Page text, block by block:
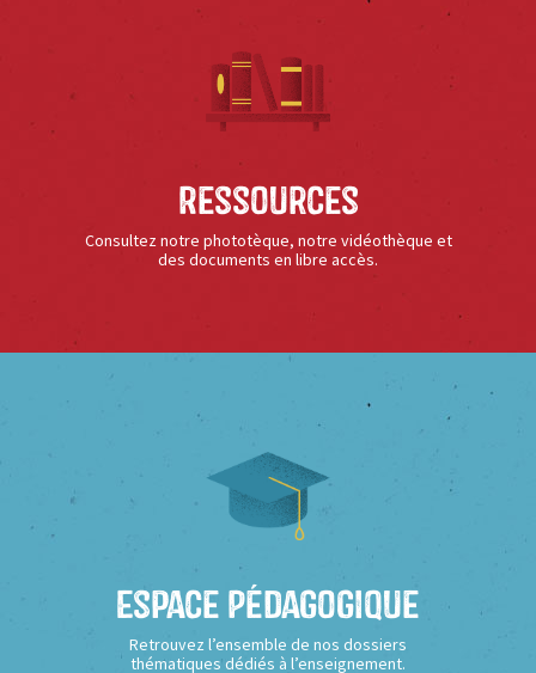
Ressources
Consultez notre phototèque, notre vidéothèque et
des documents en libre accès.
Espace Pédagogique
Retrouvez l’ensemble de nos dossiers
thématiques dédiés à l’enseignement.